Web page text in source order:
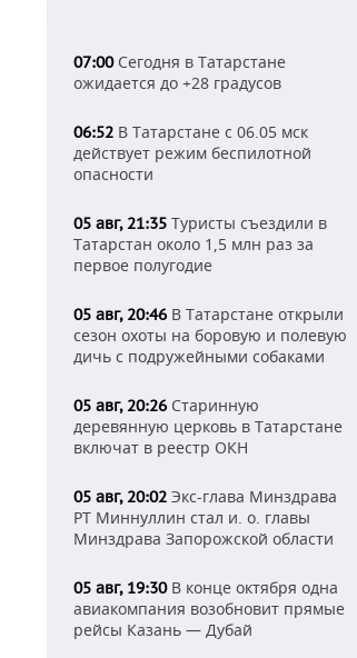
07:00Сегодня в Татарстане
ожидается до +28 градусов
06:52 В Татарстане с 06.05 мск
действует режим беспилотной
опасности
05 авг, 21:35 Туристы съездили в
Татарстан около 1,5 млн раз за
первое полугодие
05 авг, 20:46 В Татарстане открыли
сезон охоты на боровую и полевую
дичь с подружейными собаками
05 авг, 20:26 Старинную
деревянную церковь в Татарстане
включат в реестр ОКН
05 авг, 20:02 Экс-глава Минздрава
РТ Миннуллин стал и. о. главы
Минздрава Запорожской области
05 авг, 19:30В конце октября одна
авиакомпания возобновит прямые
рейсы Казань — Дубай